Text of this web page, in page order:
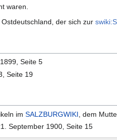
waren.
der sich zur
Seite 5
Seite 19
imSALZBURGWIKI , dem
September 1900, Seite 15